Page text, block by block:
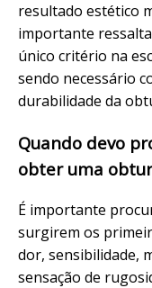
resultado estético
importante
único critério na
sendo necessário
durabilidade da
Quando devo
obter uma
É importante
surgirem os
dor, sensibilidade,
sensação de